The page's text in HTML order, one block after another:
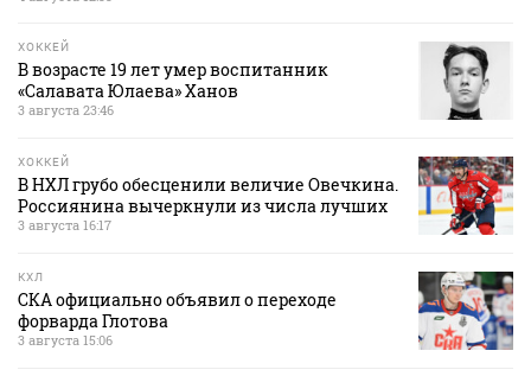
ХОККЕЙ
В возрасте 19 лет умер воспитанник
«Салавата Юлаева» Ханов
3 августа 23:46
ХОККЕЙ
В НХЛ грубо обесценили величие Овечкина.
Россиянина вычеркнули из числа лучших
3 августа 16:17
КХЛ
СКА официально объявил о переходе
форварда Глотова
3 августа 15:06